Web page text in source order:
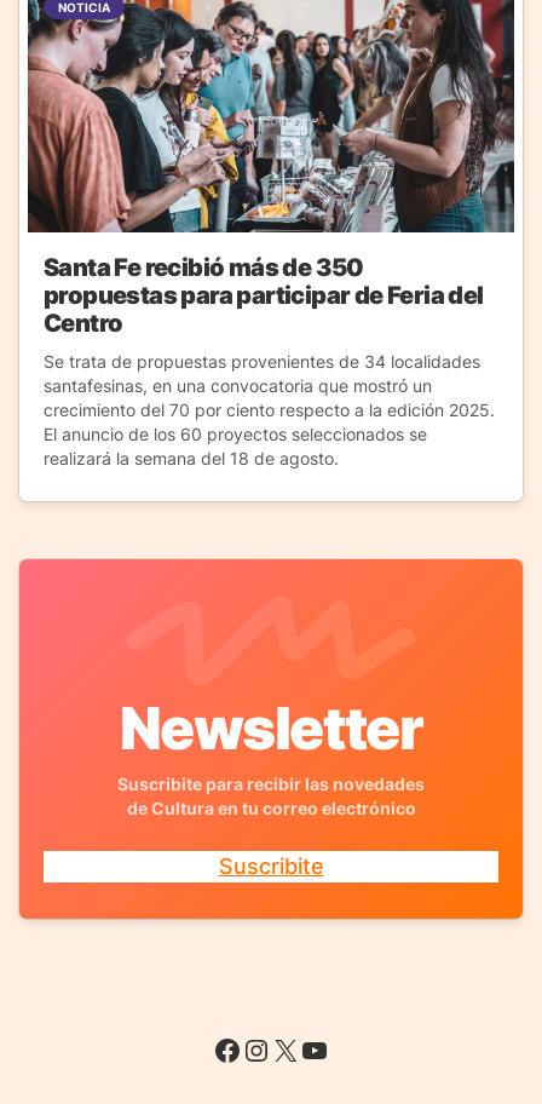
NOTICIA
Santa Fe recibió más de 350
propuestas para participar de Feria del
Centro
Se trata de propuestas provenientes de 34 localidades
santafesinas, en una convocatoria que mostró un
crecimiento del 70 por ciento respecto a la edición 2025.
El anuncio de los 60 proyectos seleccionados se
realizará la semana del 18 de agosto.
Newsletter
Suscribite para recibir las novedades
de Cultura en tu correo electrónico
Suscribite
Facebook
Instagram
X YouTube